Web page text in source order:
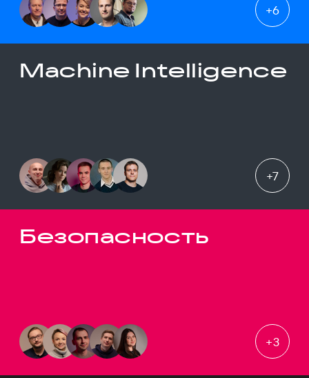
+6
Machine Intelligence
+7
Безопасность
+3